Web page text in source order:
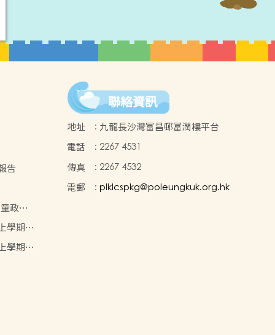
告
政策
學期學
學期學
聯絡資訊
地址 : 九龍長沙灣富昌邨富潤樓平台
電話
: 2267 4531
傳真
: 2267 4532
電郵
: plklcspkg@poleungkuk.org.hk